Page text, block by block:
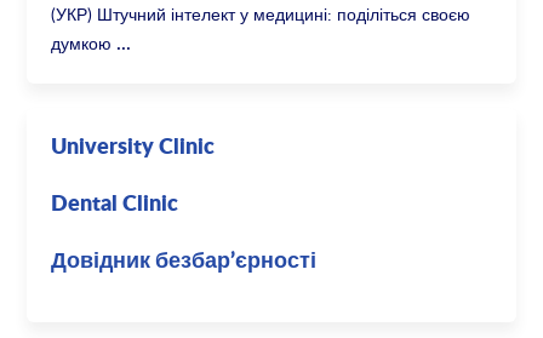
(УКР) Штучний інтелект у медицині: поділіться своєю
думкою
University Clinic
Dental Clinic
Довідник безбар’єрності